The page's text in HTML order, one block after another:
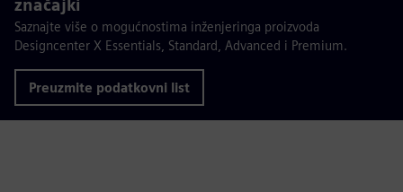
značajki
Saznajte više o mogućnostima inženjeringa proizvoda
Designcenter X Essentials, Standard, Advanced i Premium.
Preuzmite podatkovni list